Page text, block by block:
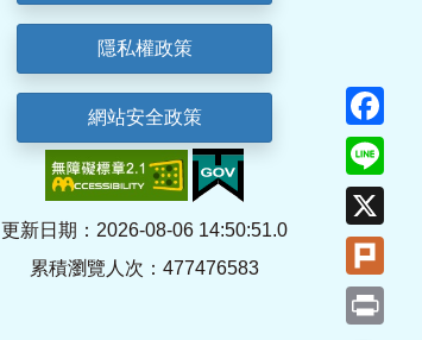
隱私權政策
網站安全政策
更新日期：2026-08-06 14:50:51.0
累積瀏覽人次：477476583